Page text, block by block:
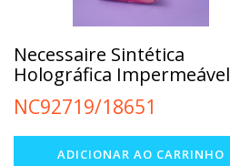
Necessaire Sintética
Holográfica Impermeável
NC92719/18651